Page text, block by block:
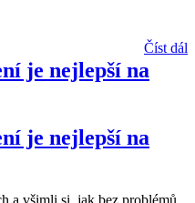
Číst dál
je nejlepší na
je nejlepší na